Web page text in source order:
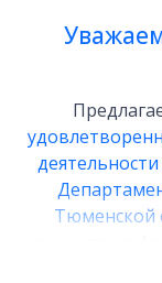
Тюменской